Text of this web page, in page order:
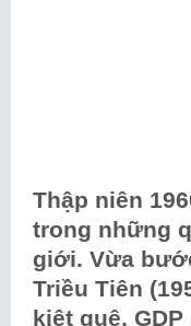
Thập niên
trong những
giới. Vừa
Triều Tiên
kiệt quệ,